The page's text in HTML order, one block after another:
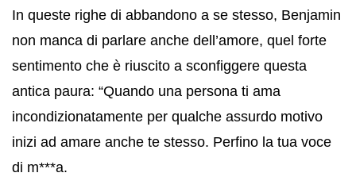
In queste righe di abbandono a se stesso, Benjamin
non manca di parlare anche dell’amore, quel forte
sentimento che è riuscito a sconfiggere questa
antica paura: “Quando una persona ti ama
incondizionatamente per qualche assurdo motivo
inizi ad amare anche te stesso. Perfino la tua voce
di m***a.